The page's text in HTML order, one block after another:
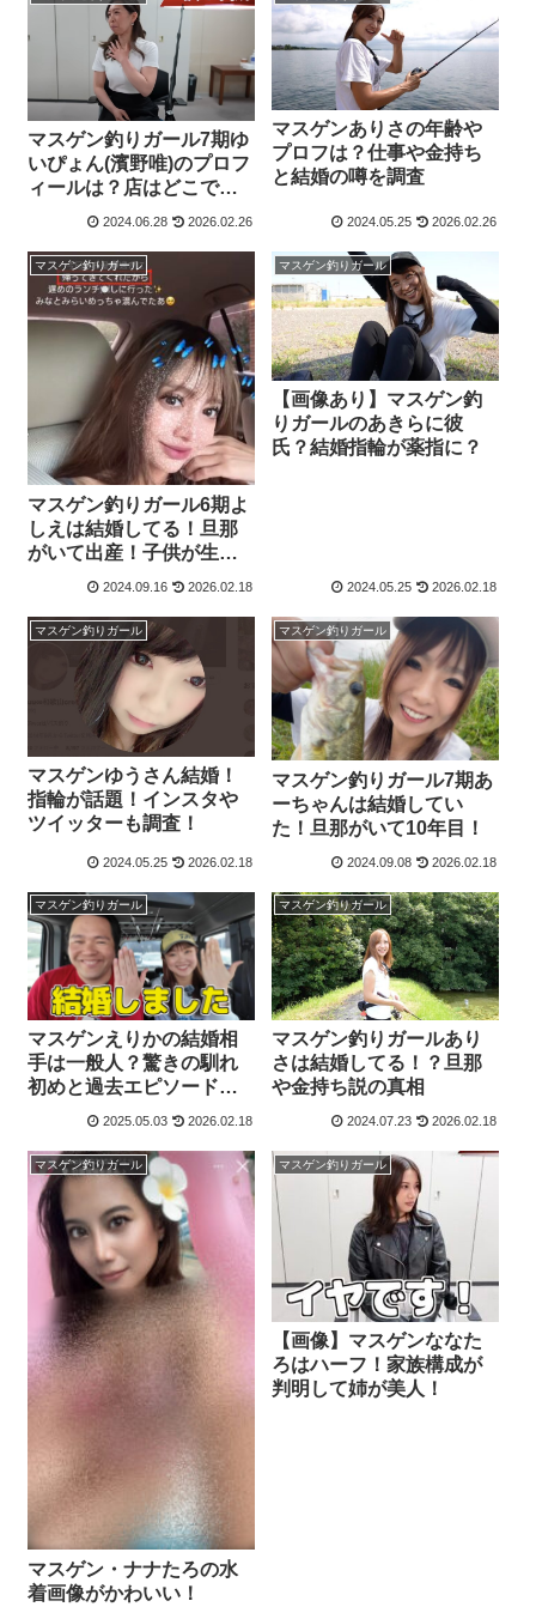
マスゲン釣りガール7期ゆ
いぴょん(濱野唯)のプロフ
ィールは？店はどこで働
いてるの？
2024.06.28 2026.02.26
マスゲンありさの年齢や
プロフは？仕事や金持ち
と結婚の噂を調査
2024.05.25 2026.02.26
マスゲン釣りガール
マスゲン釣りガール6期よ
しえは結婚してる！旦那
がいて出産！子供が生ま
れた！？
2024.09.16 2026.02.18
マスゲン釣りガール
【画像あり】マスゲン釣
りガールのあきらに彼
氏？結婚指輪が薬指に？
2024.05.25 2026.02.18
マスゲン釣りガール
マスゲンゆうさん結婚！
指輪が話題！インスタや
ツイッターも調査！
2024.05.25 2026.02.18
マスゲン釣りガール
マスゲン釣りガール7期あ
ーちゃんは結婚してい
た！旦那がいて10年目！
2024.09.08 2026.02.18
マスゲン釣りガール
マスゲンえりかの結婚相
手は一般人？驚きの馴れ
初めと過去エピソードを
2025.05.03 2026.02.18
マスゲン釣りガール
マスゲン釣りガールあり
さは結婚してる！？旦那
や金持ち説の真相
2024.07.23 2026.02.18
マスゲン釣りガール
マスゲン・ナナたろの水
着画像がかわいい！
マスゲン釣りガール
【画像】マスゲンななた
ろはハーフ！家族構成が
判明して姉が美人！